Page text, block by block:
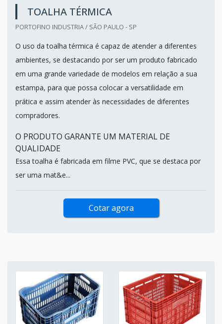
TOALHA TÉRMICA
PORTOFINO INDUSTRIA / SÃO PAULO - SP
O uso da toalha térmica é capaz de atender a diferentes
ambientes, se destacando por ser um produto fabricado
em uma grande variedade de modelos em relação a sua
estampa, para que possa colocar a versatilidade em
prática e assim atender às necessidades de diferentes
compradores.
O PRODUTO GARANTE UM MATERIAL DE
QUALIDADE
Essa toalha é fabricada em filme PVC, que se destaca por
ser uma mat&e...
Cotar agora